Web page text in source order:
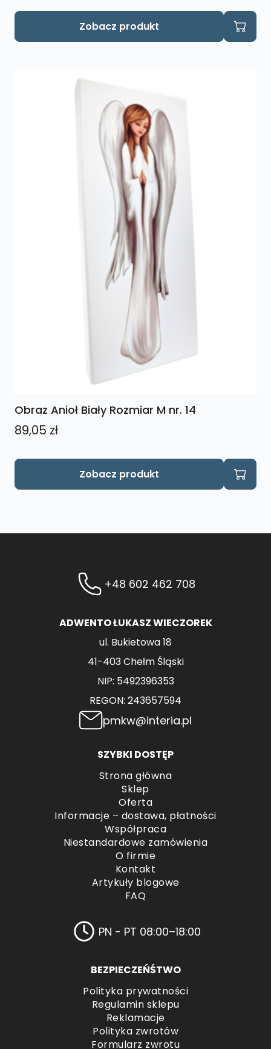
Zobacz produkt
Obraz Anioł Biały Rozmiar M nr. 14
89,05 zł
Zobacz produkt
+48 602 462 708
ADWENTO ŁUKASZ WIECZOREK
ul. Bukietowa 18
41-403 Chełm Śląski
NIP: 5492396353
REGON: 243657594
pmkw@interia.pl
SZYBKI DOSTĘP
Strona główna
Sklep
Oferta
Informacje – dostawa, płatności
Współpraca
Niestandardowe zamówienia
O firmie
Kontakt
Artykuły blogowe
FAQ
PN - PT 08:00–18:00
BEZPIECZEŃŚTWO
Polityka prywatności
Regulamin sklepu
Reklamacje
Polityka zwrotów
Formularz zwrotu